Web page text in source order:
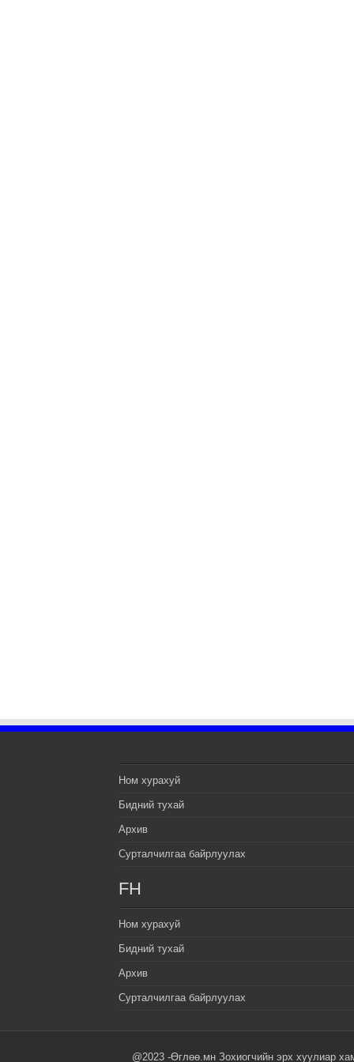
Ном хурахуй
Бидний тухай
Архив
Сурталчилгаа байрлуулах
FH
Ном хурахуй
Бидний тухай
Архив
Сурталчилгаа байрлуулах
@2023 -Өглөө.мн Зохиогчийн эрх хуулиар